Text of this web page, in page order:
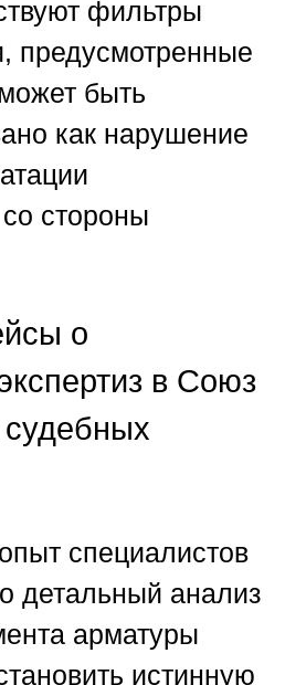
фильтры
предусмотренные
быть
как нарушение
стороны
о
в Союз
специалистов
детальный анализ
арматуры
истинную